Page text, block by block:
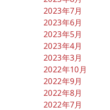
2023年7月
2023年6月
2023年5月
2023年4月
2023年3月
2022年10月
2022年9月
2022年8月
2022年7月